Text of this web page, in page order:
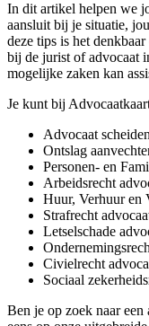
In dit artikel helpen we
aansluit bij je situatie,
deze tips is het
bij de jurist of advocaat
mogelijke zaken kan
Je kunt bij
Advocaat
Ontslag
Personen- en
Arbeidsrecht
Huur, Verhuur en
Strafrecht
Letselschade
Civielrecht
Sociaal
Ben je op zoek naar